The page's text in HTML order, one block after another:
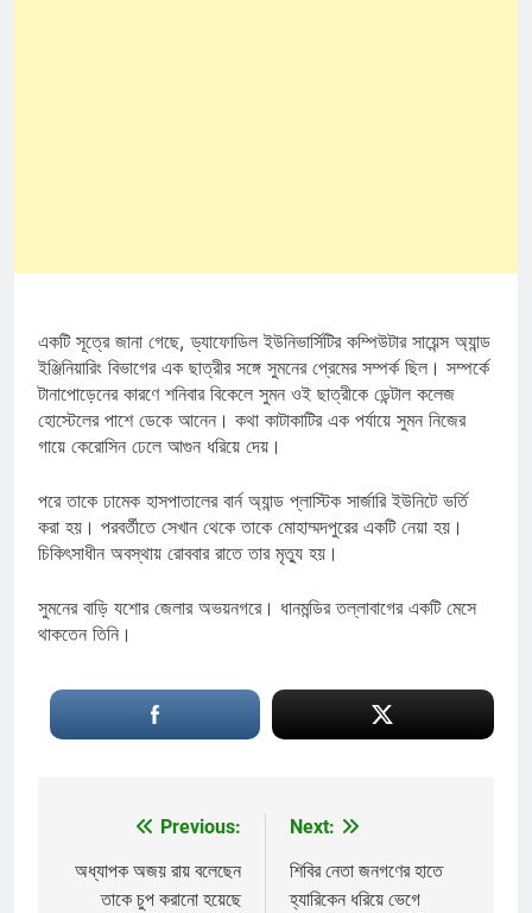
একটি সূত্রে জানা গেছে, ড্যাফোডিল ইউনিভার্সিটির কম্পিউটার সায়েন্স অ্যান্ড
ইঞ্জিনিয়ারিং বিভাগের এক ছাত্রীর সঙ্গে সুমনের প্রেমের সম্পর্ক ছিল। সম্পর্কে
টানাপোড়েনের কারণে শনিবার বিকেলে সুমন ওই ছাত্রীকে ডেন্টাল কলেজ
হোস্টেলের পাশে ডেকে আনেন। কথা কাটাকাটির এক পর্যায়ে সুমন নিজের
গায়ে কেরোসিন ঢেলে আগুন ধরিয়ে দেয়।
পরে তাকে ঢামেক হাসপাতালের বার্ন অ্যান্ড প্লাস্টিক সার্জারি ইউনিটে ভর্তি
করা হয়। পরবর্তীতে সেখান থেকে তাকে মোহাম্মদপুরের একটি নেয়া হয়।
চিকিৎসাধীন অবস্থায় রোববার রাতে তার মৃত্যু হয়।
সুমনের বাড়ি যশোর জেলার অভয়নগরে। ধানমন্ডির তল্লাবাগের একটি মেসে
থাকতেন তিনি।
navigation
Previous:
অধ্যাপক অজয় রায় বলেছেন
তাকে চুপ করানো হয়েছে
Next:
শিবির নেতা জনগণের হাতে
হ্যারিকেন ধরিয়ে ভেগে